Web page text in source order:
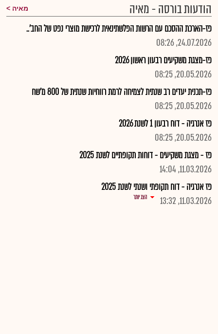
הודעות בורסה - מאיה מאיה
פז-הארכת ההסכם עם הרשות הפלשתינאית לרכישת מוצרי נפט של החב'..
24.07.2026, 08:26
פז-מצגת משקיעים רבעון ראשון 2026
20.05.2026, 08:25
פז-תכנית יעדים רב שנתית לצמיחה לרמת רווחיות שנתית של 800 מ'שח
20.05.2026, 08:25
פז אנרגיה - דוח רבעון 1 לשנת 2026
20.05.2026, 08:25
פז - מצגת משקיעים - דוחות תקופתיים לשנת 2025
11.03.2026, 14:04
פז אנרגיה - דוח תקופתי ושנתי לשנת 2025
11.03.2026, 13:32
הצג יותר